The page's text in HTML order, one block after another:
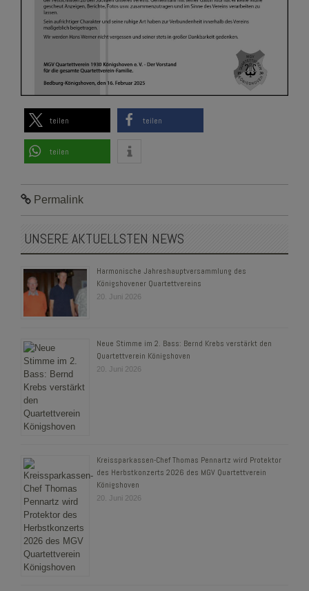
teilen teilen
teilen
Permalink
UNSERE AKTUELLSTEN NEWS
Harmonische Jahreshauptversammlung des
Königshovener Quartettvereins
20. Juni 2026
Neue Stimme im 2. Bass: Bernd Krebs verstärkt den
Quartettverein Königshoven
20. Juni 2026
Kreissparkassen-Chef Thomas Pennartz wird Protektor
des Herbstkonzerts 2026 des MGV Quartettverein
Königshoven
20. Juni 2026